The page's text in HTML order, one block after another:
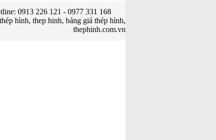
0913 226 121 - 0977 331 168
thép hình, thep hinh, bảng giá thép hình,
thephinh.com.vn